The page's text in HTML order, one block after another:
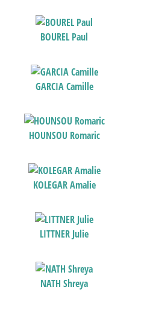
BOUREL Paul
GARCIA Camille
HOUNSOU Romaric
KOLEGAR Amalie
LITTNER Julie
NATH Shreya